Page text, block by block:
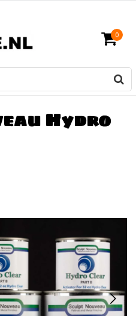
0
Hydro